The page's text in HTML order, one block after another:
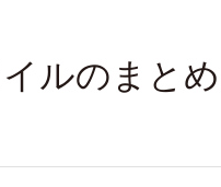
ルのまとめ